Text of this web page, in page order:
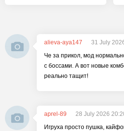
alieva-aya147
31 July
Че за прикол, мод
с боссами. А вот новые
реально тащит!
aprel-89
28 July 2026
Игруха просто пушка,